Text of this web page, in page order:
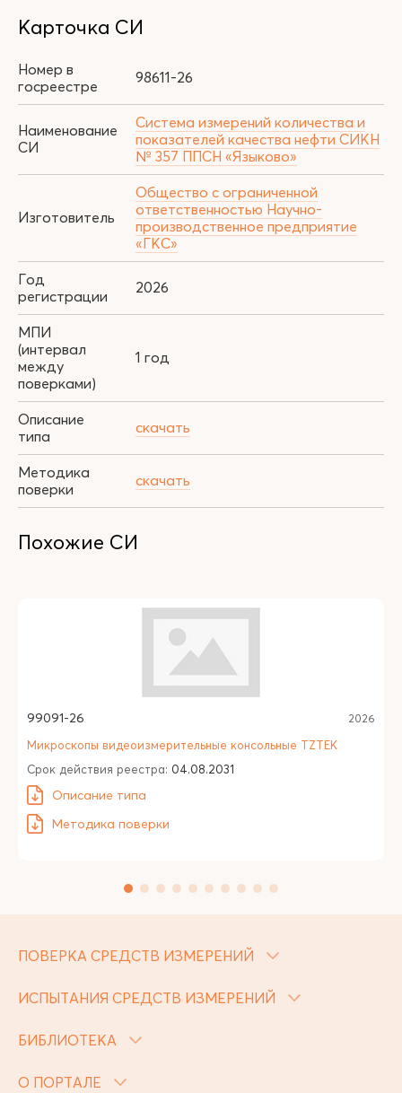
Карточка СИ
Номер в
госреестре
98611-26
Наименование
СИ
Система измерений количества и
показателей качества нефти СИКН
№ 357 ППСН «Языково»
Изготовитель
Общество с ограниченной
ответственностью Научно-
производственное предприятие
«ГКС»
Год
регистрации
2026
МПИ
(интервал
между
поверками)
1 год
Описание
типа
скачать
Методика
поверки
скачать
Похожие СИ
99091-26 2026
Микроскопы видеоизмерительные консольные TZTEK
Срок действия реестра: 04.08.2031
Описание типа
Методика поверки
ПОВЕРКА СРЕДСТВ ИЗМЕРЕНИЙ
ИСПЫТАНИЯ СРЕДСТВ ИЗМЕРЕНИЙ
БИБЛИОТЕКА
О ПОРТАЛЕ